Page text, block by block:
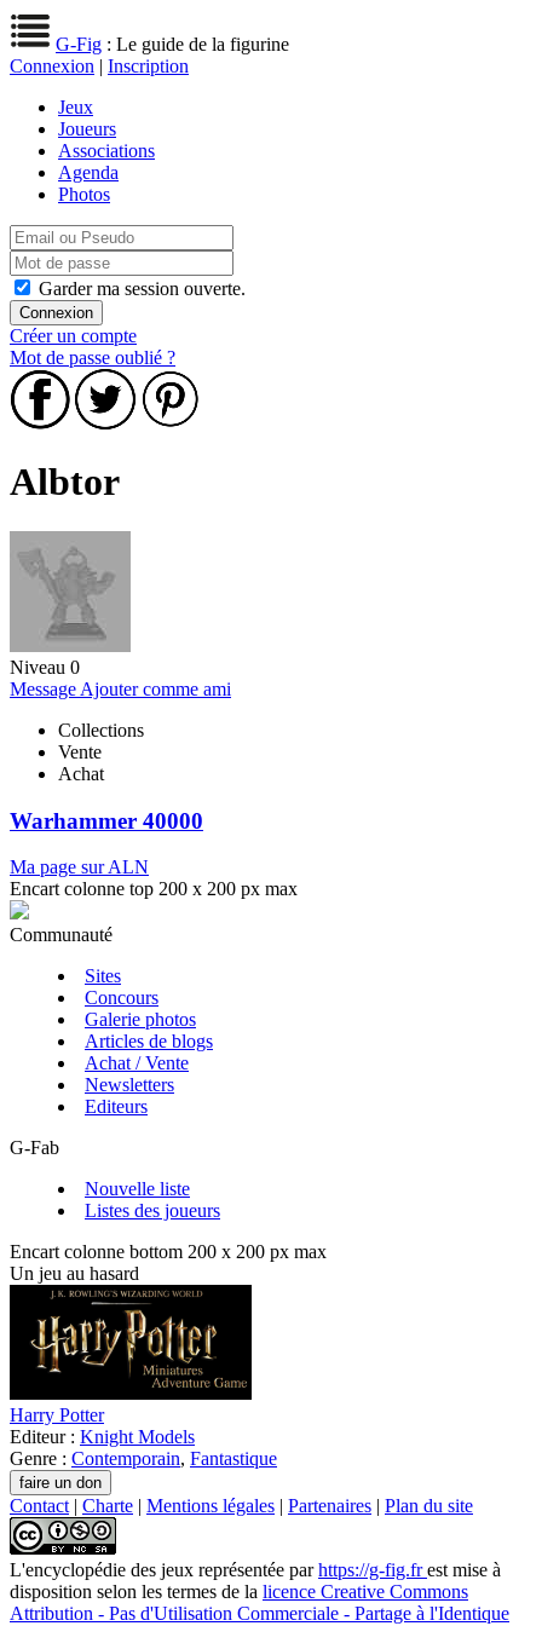
G-Fig : Le guide de la figurine
Connexion | Inscription
Jeux
Joueurs
Associations
Agenda
Photos
Garder ma session ouverte.
Créer un compte
Mot de passe oublié ?
Albtor
Niveau 0
Message Ajouter comme ami
Collections
Vente
Achat
Warhammer 40000
Ma page sur ALN
Encart colonne top 200 x 200 px max
Communauté
Sites
Concours
Galerie photos
Articles de blogs
Achat / Vente
Newsletters
Editeurs
G-Fab
Nouvelle liste
Listes des joueurs
Encart colonne bottom 200 x 200 px max
Un jeu au hasard
Harry Potter
Editeur : Knight Models
Genre : Contemporain, Fantastique
Contact | Charte | Mentions légales | Partenaires | Plan du site
L'encyclopédie des jeux représentée parhttps://g-fig.frest mise à
disposition selon les termes de la licence Creative Commons
Attribution - Pas d'Utilisation Commerciale - Partage à l'Identique